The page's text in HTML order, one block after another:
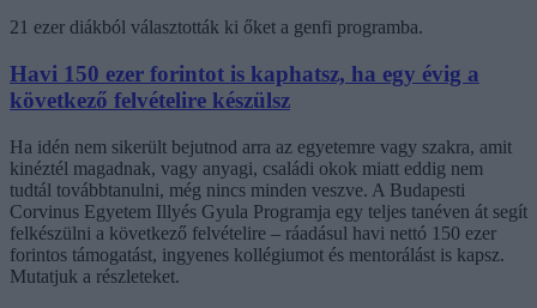
21 ezer diákból választották ki őket a genfi programba.
Havi 150 ezer forintot is kaphatsz, ha egy évig a
következő felvételire készülsz
Ha idén nem sikerült bejutnod arra az egyetemre vagy szakra, amit
kinéztél magadnak, vagy anyagi, családi okok miatt eddig nem
tudtál továbbtanulni, még nincs minden veszve. A Budapesti
Corvinus Egyetem Illyés Gyula Programja egy teljes tanéven át segít
felkészülni a következő felvételire – ráadásul havi nettó 150 ezer
forintos támogatást, ingyenes kollégiumot és mentorálást is kapsz.
Mutatjuk a részleteket.